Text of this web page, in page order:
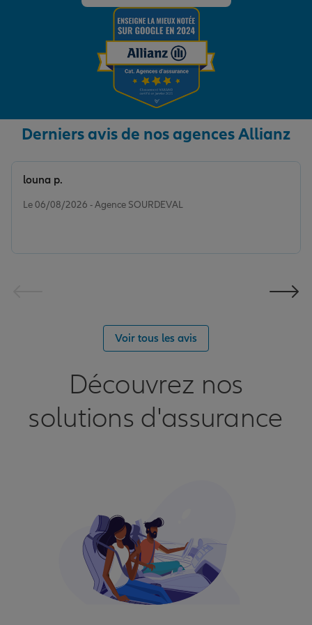
Derniers avis de nos agences Allianz
Le 06/08/2026 - Agence SOURDEVAL
louna p.
Voir tous les avis
Découvrez nos
solutions d'assurance